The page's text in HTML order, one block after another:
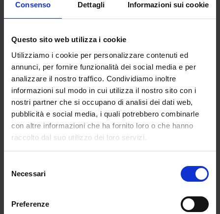
Consenso Dettagli Informazioni sui cookie
Questo sito web utilizza i cookie
Utilizziamo i cookie per personalizzare contenuti ed
annunci, per fornire funzionalità dei social media e per
analizzare il nostro traffico. Condividiamo inoltre
informazioni sul modo in cui utilizza il nostro sito con i
nostri partner che si occupano di analisi dei dati web,
pubblicità e social media, i quali potrebbero combinarle
con altre informazioni che ha fornito loro o che hanno
raccolto dal suo utilizzo dei loro servizi.
delNecessari
Preferenze
antecedente o successivo al D. M. 509/99.
La partecipazione al Master è incompatibile
laurea, dottorati e scuole di specializzazione
DURATA E STRUTTURA
Il titolo acquisito con il Master ha validità presso
tutte le istituzioni, associazioni e strutture
pubbliche e private, enti che affrontano la
all’insegnamento delle discipline giuridiche o
durata annuale, per un totale di 1.500 ore.